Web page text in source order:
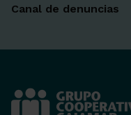
Canal de denuncias